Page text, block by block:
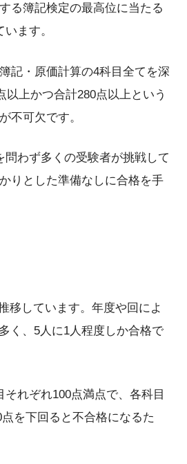
る簿記検定の最高位に当たる
ます。
記・原価計算の4科目全てを深
上かつ合計280点以上という
不可欠です。
わず多くの受験者が挑戦して
りとした準備なしに合格を手
移しています。年度や回によ
く、5人に1人程度しか合格で
れぞれ100点満点で、各科目
を下回ると不合格になるた